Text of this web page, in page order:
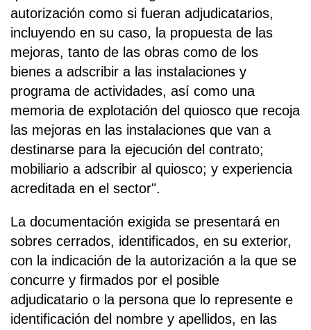
autorización como si fueran adjudicatarios,
incluyendo en su caso, la propuesta de las
mejoras, tanto de las obras como de los
bienes a adscribir a las instalaciones y
programa de actividades, así como una
memoria de explotación del quiosco que recoja
las mejoras en las instalaciones que van a
destinarse para la ejecución del contrato;
mobiliario a adscribir al quiosco; y experiencia
acreditada en el sector".
La documentación exigida se presentará en
sobres cerrados, identificados, en su exterior,
con la indicación de la autorización a la que se
concurre y firmados por el posible
adjudicatario o la persona que lo represente e
identificación del nombre y apellidos, en las